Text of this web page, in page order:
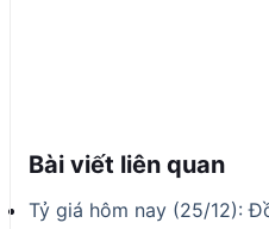
Bài viết liên quan
Tỷ giá hôm nay (25/12):